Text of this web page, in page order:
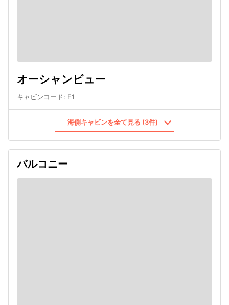
オーシャンビュー
キャビンコード: E1
海側キャビンを全て見る (3件)
バルコニー